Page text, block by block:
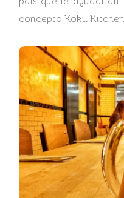
concepto Koku